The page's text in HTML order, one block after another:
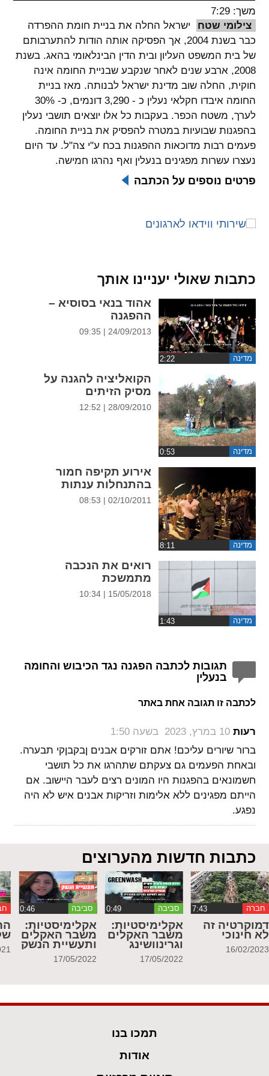
spellcheck
ניגודיות צבעים
brightness_high
ניגודיות בהירה
brightness_low
ניגודיות כהה
קישורים
cached
ההגדרות
משך: 7:29
צילומי שטח
ישראל החלה את בניית חומת ההפרדה
כבר בשנת 2004, אך הפסיקה אותה הודות להתערבותם
של בית המשפט העליון ובית הדין הבינלאומי בהאג. בשנת
2008, ארבע שנים לאחר שנקבע שבניית החומה אינה
חוקית, החלה שוב מדינת ישראל לבנותה. מאז בניית
החומה איבדו חקלאי נעלין כ - 3,290 דונמים, כ- 30%
לערך, משטח הכפר. בעקבות כל אלו יוצאים תושבי נעלין
בהפגנות שבועיות במטרה להפסיק את בניית החומה.
פעמים רבות מדוכאות ההפגנות בכח ע"י צה"ל. עד היום
נעצרו עשרות מפגינים בנעלין ואף נהרגו חמישה.
פרטים נוספים על הכתבה
כתבות שאולי יעניינו אותך
מדינה
אהוד בנאי בסוסיא –
ההפגנה
24/09/2013 | 09:35
מדינה
הקואליציה להגנה על
מסיק הזיתים
28/09/2010 | 12:52
מדינה
אירוע תקיפה חמור
בהתנחלות ענתות
02/10/2011 | 08:53
מדינה
רואים את הנכבה
מתמשכת
15/05/2018 | 10:34
תגובות לכתבה הפגנה נגד הכיבוש והחומה
בנעלין
לכתבה זו תגובה אחת באתר
רעות ‏10 במרץ, 2023 בשעה 1:50
ברור שיורים עליכם! אתם זורקים אבנים ןבקבןקי תבערה.
ובאחת הפעמים גם צעקתם שתהרגו את כל תושבי
חשמונאים בהפגנות היו המונים רצים לעבר היישוב. אם
הייתם מפגינים ללא אלימות וזריקות אבנים איש לא היה
נפגע.
כתבות חדשות מהערוצים
חברה
דמוקרטיה זה
לא חינוכי
16/02/2023
סביבה ‏0:49
אקלימיסטיות:
משבר האקלים
וגרינוושינג
17/05/2022
סביבה
אקלימיסטיות:
משבר האקלים
ותעשיית הנשק
17/05/2022
תמכו בנו
אודות